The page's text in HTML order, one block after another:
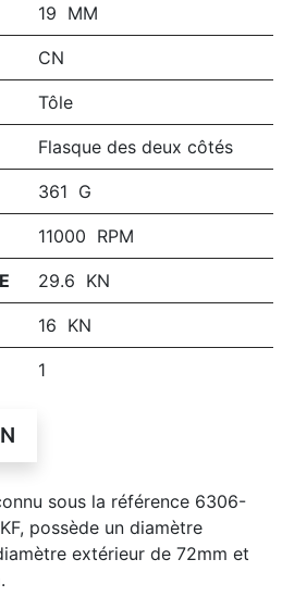
19 MM
CN
Tôle
Flasque des deux côtés
361 G
11000 RPM
29.6 KN
16 KN
1
sous la référence 6306-
possède un diamètre
extérieur de 72mm et